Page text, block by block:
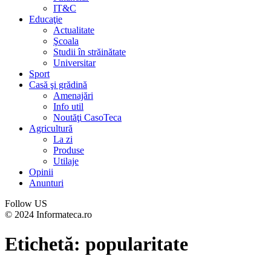
IT&C
Educaţie
Actualitate
Şcoala
Studii în străinătate
Universitar
Sport
Casă şi grădină
Amenajări
Info util
Noutăţi CasoTeca
Agricultură
La zi
Produse
Utilaje
Opinii
Anunturi
Follow US
© 2024 Informateca.ro
Etichetă: popularitate